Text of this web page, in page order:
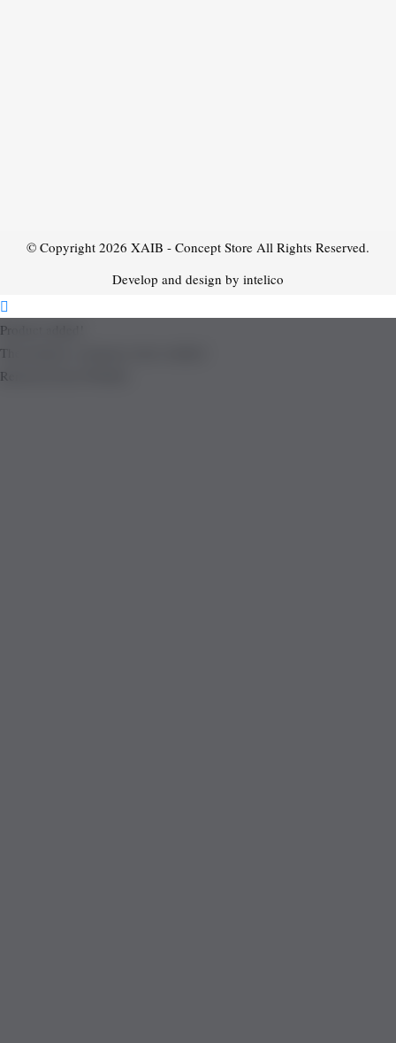
© Copyright 2026 XAIB - Concept Store All Rights Reserved.
Develop and design by intelico
Product added!
The product is already in the wishlist!
Removed from Wishlist